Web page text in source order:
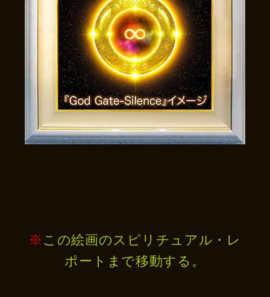
※ この絵画のスピリチュアル・レ
ポートまで移動する。